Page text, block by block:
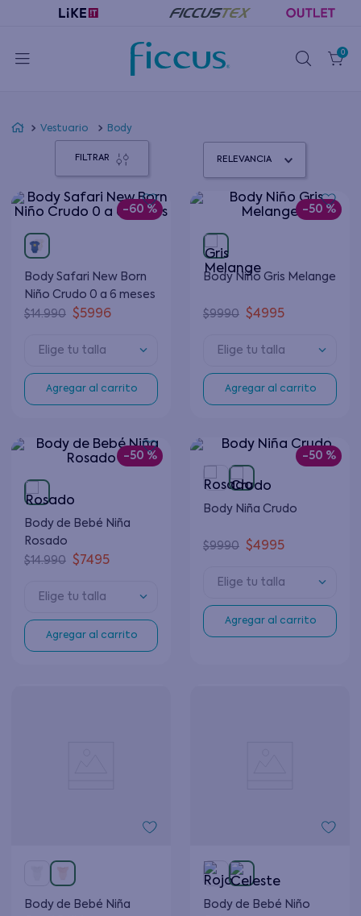
0
Vestuario Body
FILTRAR RELEVANCIA
-60 %
Body Safari New Born
Niño Crudo 0 a 6 meses
$14.990 $5996
Elige tu talla
Agregar al carrito
-50 %
Body Niño Gris Melange
$9990 $4995
Elige tu talla
Agregar al carrito
-50 %
Body de Bebé Niña
Rosado
$14.990 $7495
Elige tu talla
Agregar al carrito
-50 %
Body Niña Crudo
$9990 $4995
Elige tu talla
Agregar al carrito
Body de Bebé Niña
Body de Bebé Niño